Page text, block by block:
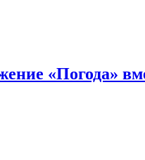
«Погода»